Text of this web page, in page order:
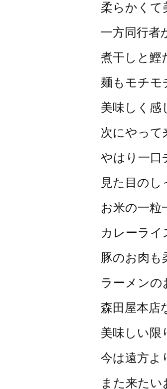
柔らかくて
一方同行者
煮干しと鰹
麺もモチモ
美味しく感
次にやって
やはり一口
見た目の
お米の一粒
カレーライ
豚のお肉も
ラーメンの
森田屋本店
美味しい限
今は遠方よ
また来た